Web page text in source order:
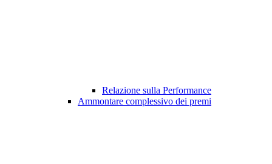
Relazione sulla Performance
Ammontare complessivo dei premi